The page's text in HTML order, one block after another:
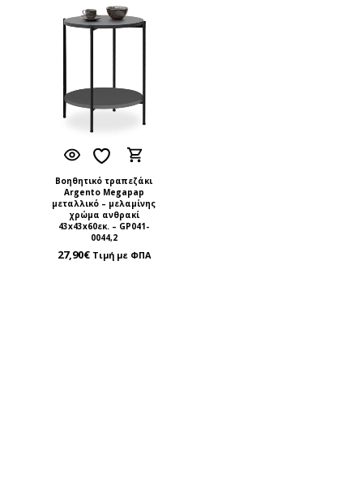
Βοηθητικό τραπεζάκι
Argento Megapap
μεταλλικό – μελαμίνης
χρώμα ανθρακί
43x43x60εκ. – GP041-
0044,2
27,90€ Τιμή με ΦΠΑ